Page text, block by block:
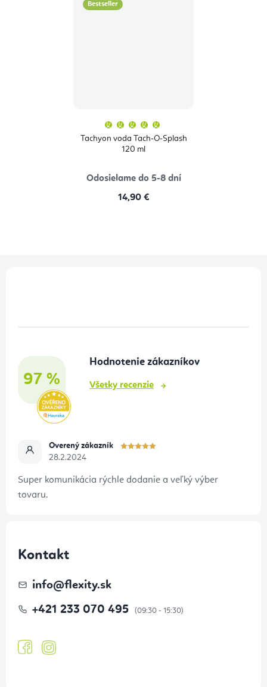
Bestseller
Tachyon voda Tach-O-Splash
120 ml
produktu
je
hviezdičiek.
Odosielame do 5-8 dní
14,90 €
97 %
Hodnotenie zákazníkov
Všetky recenzie
Overený zákazník
28.2.2024
Super komunikácia rýchle dodanie a veľký výber
tovaru.
Kontakt
info@flexity.sk
+421 233 070 495